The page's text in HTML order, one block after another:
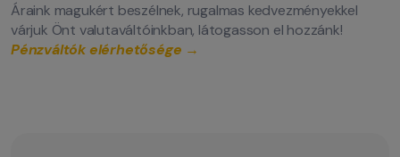
Áraink magukért beszélnek, rugalmas kedvezményekkel
várjuk Önt valutaváltóinkban, látogasson el hozzánk!
Pénzváltók elérhetősége →